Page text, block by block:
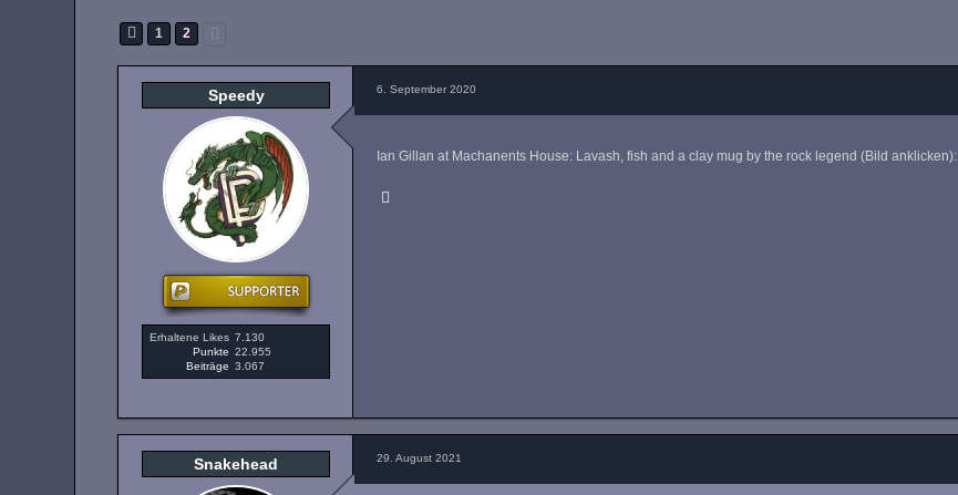
1 2
Speedy
Erhaltene Likes 7.130
Punkte 22.955
Beiträge 3.067
6. September 2020
Ian Gillan at Machanents House: Lavash, fish and a clay mug by the rock legend (Bild anklicken):
Snakehead 29. August 2021